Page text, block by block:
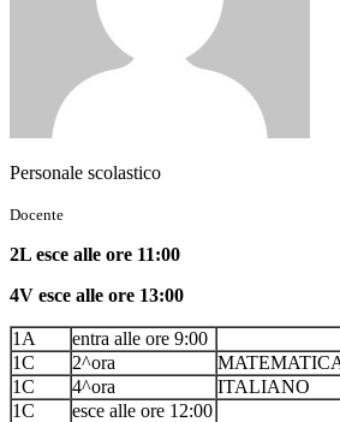
Personale scolastico
Docente
2L esce alle ore 11:00
4V esce alle ore 13:00
1A
entra alle ore 9:00
1C
2^ora
1C
4^ora
ITALIANO
1C
esce alle ore 12:00